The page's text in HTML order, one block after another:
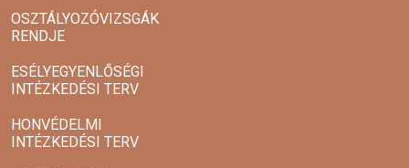
OSZTÁLYOZÓVIZSGÁK
RENDJE
ESÉLYEGYENLŐSÉGI
INTÉZKEDÉSI TERV
HONVÉDELMI
INTÉZKEDÉSI TERV